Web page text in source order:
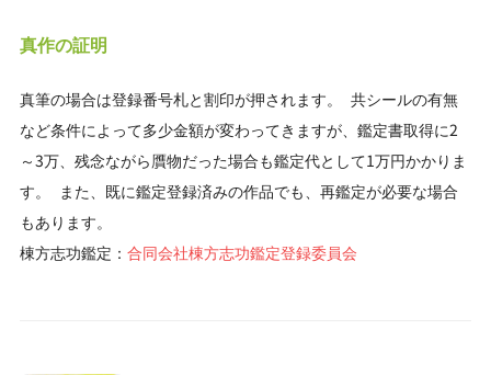
真作の証明
真筆の場合は登録番号札と割印が押されます。 共シールの有無
など条件によって多少金額が変わってきますが、鑑定書取得に2
～3万、残念ながら贋物だった場合も鑑定代として1万円かかりま
す。 また、既に鑑定登録済みの作品でも、再鑑定が必要な場合
もあります。
棟方志功鑑定： 合同会社棟方志功鑑定登録委員会